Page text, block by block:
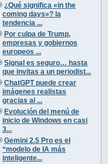
¿Qué significa «in the
coming days»? la
tendencia ...
Por culpa de Trump,
empresas y gobiernos
europeos ...
Signal es seguro… hasta
que invitas a un periodist...
ChatGPT puede crear
imágenes realistas
gracias al ...
Evolución del menú de
inicio de Windows en casi
3...
Gemini 2.5 Pro es el
“modelo de IA más
inteligente...